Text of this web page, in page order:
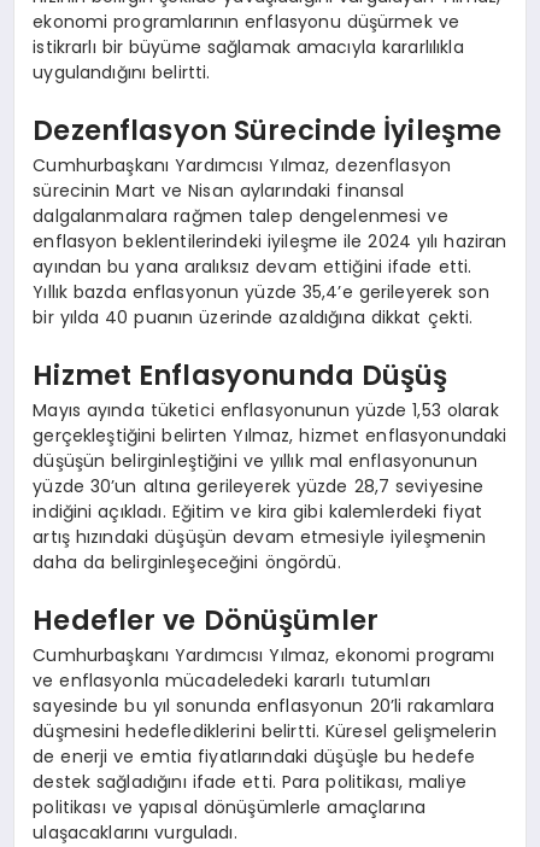
ekonomi programlarının enflasyonu düşürmek ve
istikrarlı bir büyüme sağlamak amacıyla kararlılıkla
uygulandığını belirtti.
Dezenflasyon Sürecinde İyileşme
Cumhurbaşkanı Yardımcısı Yılmaz, dezenflasyon
sürecinin Mart ve Nisan aylarındaki finansal
dalgalanmalara rağmen talep dengelenmesi ve
enflasyon beklentilerindeki iyileşme ile 2024 yılı haziran
ayından bu yana aralıksız devam ettiğini ifade etti.
Yıllık bazda enflasyonun yüzde 35,4’e gerileyerek son
bir yılda 40 puanın üzerinde azaldığına dikkat çekti.
Hizmet Enflasyonunda Düşüş
Mayıs ayında tüketici enflasyonunun yüzde 1,53 olarak
gerçekleştiğini belirten Yılmaz, hizmet enflasyonundaki
düşüşün belirginleştiğini ve yıllık mal enflasyonunun
yüzde 30’un altına gerileyerek yüzde 28,7 seviyesine
indiğini açıkladı. Eğitim ve kira gibi kalemlerdeki fiyat
artış hızındaki düşüşün devam etmesiyle iyileşmenin
daha da belirginleşeceğini öngördü.
Hedefler ve Dönüşümler
Cumhurbaşkanı Yardımcısı Yılmaz, ekonomi programı
ve enflasyonla mücadeledeki kararlı tutumları
sayesinde bu yıl sonunda enflasyonun 20’li rakamlara
düşmesini hedeflediklerini belirtti. Küresel gelişmelerin
de enerji ve emtia fiyatlarındaki düşüşle bu hedefe
destek sağladığını ifade etti. Para politikası, maliye
politikası ve yapısal dönüşümlerle amaçlarına
ulaşacaklarını vurguladı.